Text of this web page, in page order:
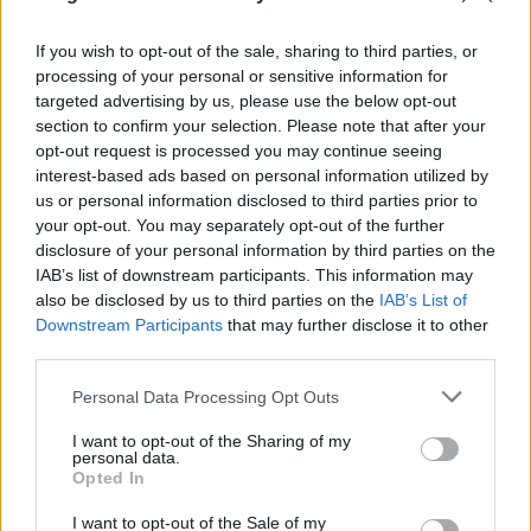
If you wish to opt-out of the sale, sharing to third parties, or
processing of your personal or sensitive information for
targeted advertising by us, please use the below opt-out
section to confirm your selection. Please note that after your
opt-out request is processed you may continue seeing
interest-based ads based on personal information utilized by
us or personal information disclosed to third parties prior to
your opt-out. You may separately opt-out of the further
disclosure of your personal information by third parties on the
IAB’s list of downstream participants. This information may
also be disclosed by us to third parties on the IAB’s List of
Downstream Participants that may further disclose it to other
Please note that this website/app uses one or more Google
not limited to your visit or usage behaviour. You may click to
grant or deny consent to Google and its third-party tags to
use your data for below specified purposes in below Google
consent section.
Personal Data Processing Opt Outs
I want to opt-out of the Sharing of my
personal data.
Opted In
I want to opt-out of the Sale of my
életre kelteni, amit már nagyon várok. Mióta tudom,
lettem rá.
A rendező David Slade, ez az első nagyjátékfilmje,
előtte főleg videoklipeket rendezett. A sztori durva, a
megvalósítás is remek lett. Csupán egyetlen baj van
Cukorfalattal: olyan, mint aVidocq, egynél többször
nem éri meg megnézni, mert már nem üt úgy.
Viszont egyszerűen gusztustalan a kereskedelmi
tévék sorozatsztár-kultusza. Ez a Sandra Oh kb. 2
percet szerepel, erre mint főszereplőt hirdetik
mindenhol. Utálom ezt a nőt, olyan tenyérbemászó
feje van, és abszolút semmi lényeges szerepe nincs
ebben a moziban (se), szóval annyi értelme van
30 másodpercrebelépőGábor Zsazsát kiírják
főszereplőnek...
imdb.com felhasználói szerint: 7.1/10 (8 év alatt 0.1-